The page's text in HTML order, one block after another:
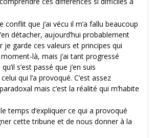
conflit que j’ai vécu il m’a fallu beaucoup
détacher, aujourd’hui probablement
je garde ces valeurs et principes qui
là, mais j’ai tant progressé
s’est passé que j’en suis
qui l’a provoqué. C’est assez
mais c’est la réalité qui m’habite
temps d’expliquer ce qui a provoqué
cette tribune et de nous donner à la